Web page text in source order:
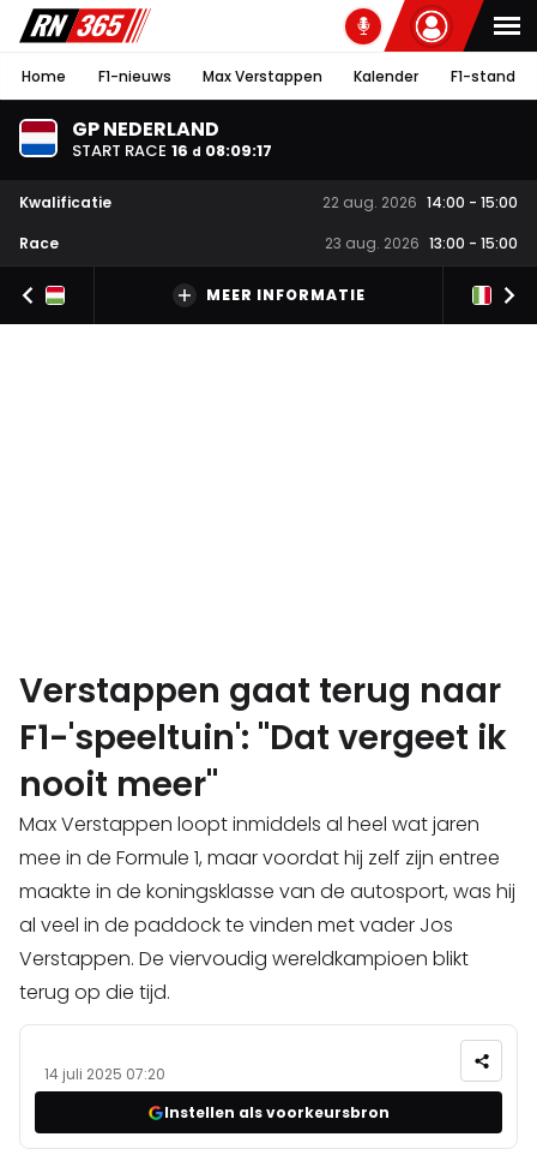
Home F1-nieuws Max Verstappen Kalender F1-stand
GP NEDERLAND
START RACE 16 d 08:09:16
Kwalificatie 22 aug. 2026 14:00 - 15:00
Race
23 aug. 2026 13:00 - 15:00
MEER INFORMATIE
Verstappen gaat terug naar
F1-'speeltuin': "Dat vergeet ik
nooit meer"
Max Verstappen loopt inmiddels al heel wat jaren
mee in de Formule 1, maar voordat hij zelf zijn entree
maakte in de koningsklasse van de autosport, was hij
al veel in de paddock te vinden met vader Jos
Verstappen. De viervoudig wereldkampioen blikt
terug op die tijd.
14 juli 2025 07:20
Instellen als voorkeursbron